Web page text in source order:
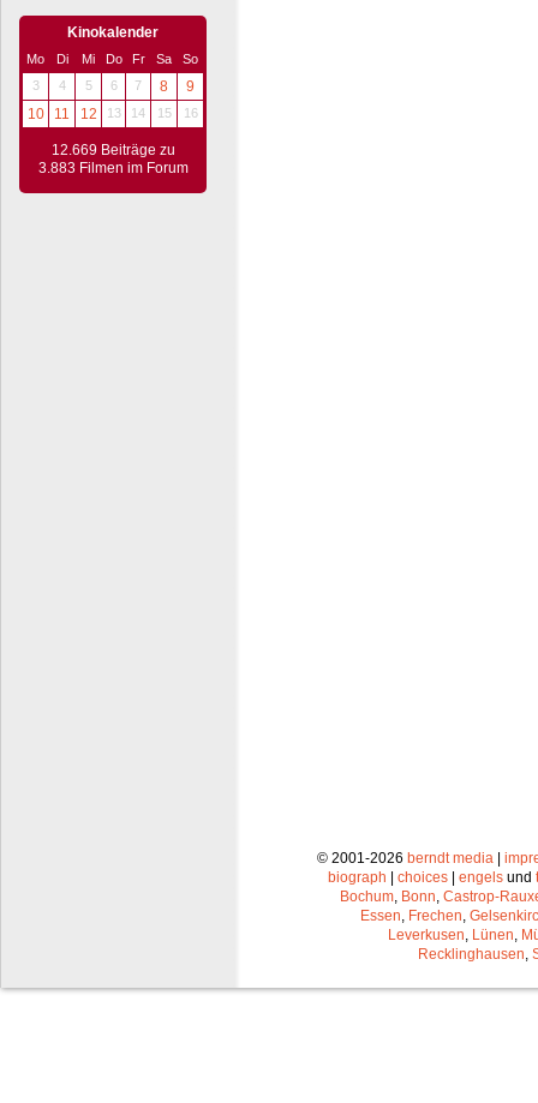
Kinokalender
Mo Di Mi Do Fr Sa
So
3
4 5 6 7 8
9
10
11 12 13 14 15 16
12.669 Beiträge zu
3.883 Filmen im Forum
© 2001-2026 berndt media |
biograph | choices | engels und
Bochum Bonn Castrop-
Essen Frechen
Leverkusen Lünen
Recklinghausen